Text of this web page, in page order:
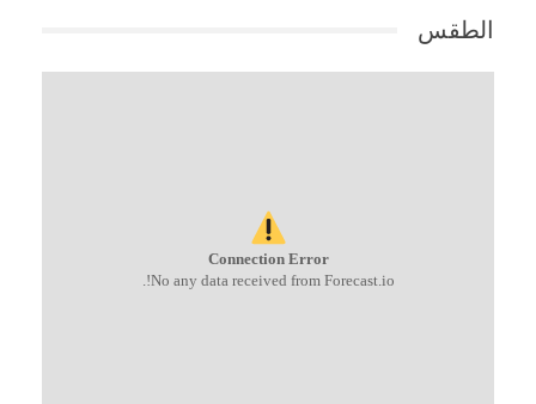
الطقس
Connection Error
No any data received from Forecast.io!.